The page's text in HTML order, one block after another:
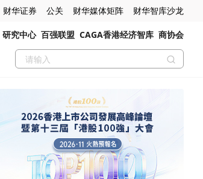
财华证券 公关 财华媒体矩阵 财华智库沙龙
研究中心 百强联盟 CAGA香港经济智库 商协会